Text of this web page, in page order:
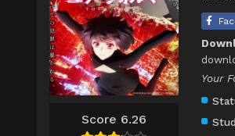
Score 6.26
Your